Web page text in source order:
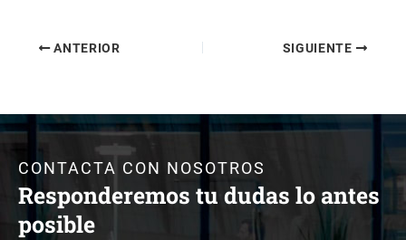
ANTERIOR SIGUIENTE
CONTACTA CON NOSOTROS
Responderemos tu dudas lo antes
posible